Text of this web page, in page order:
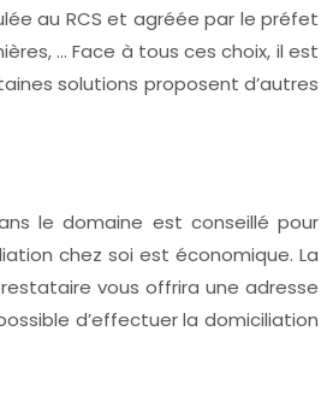
au RCS et agréée par le préfet
… Face à tous ces choix, il est
solutions proposent d’autres
le domaine est conseillé pour
chez soi est économique. La
vous offrira une adresse
d’effectuer la domiciliation